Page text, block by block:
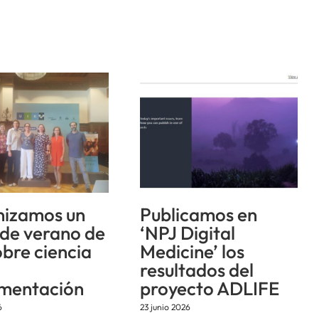
un
verano de
ciencia
Publicamos en
‘NPJ Digital
Medicine’ los
resultados del
proyecto ADLIFE
23 junio 2026